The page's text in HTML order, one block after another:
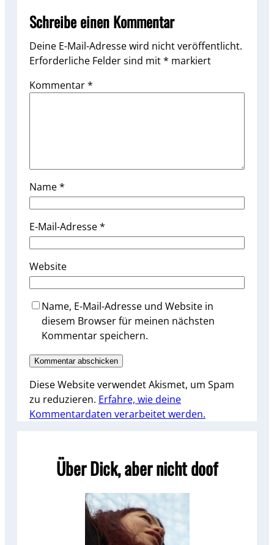
Schreibe einen Kommentar
Deine E-Mail-Adresse wird nicht veröffentlicht.
Erforderliche Felder sind mit* markiert
Kommentar*
Name*
E-Mail-Adresse*
Website
Name, E-Mail-Adresse und Website in
diesem Browser für meinen nächsten
Kommentar speichern.
Diese Website verwendet Akismet, um Spam
zu reduzieren. Erfahre, wie deine
Kommentardaten verarbeitet werden.
Über Dick, aber nicht doof